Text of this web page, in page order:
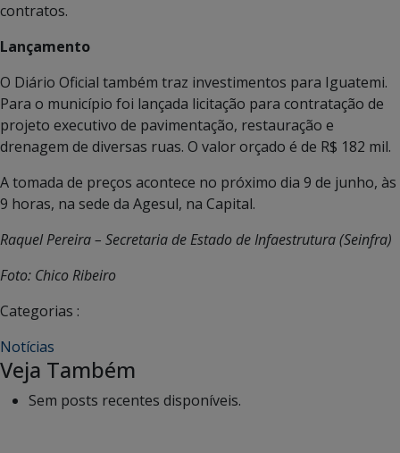
contratos.
Lançamento
O Diário Oficial também traz investimentos para Iguatemi.
Para o município foi lançada licitação para contratação de
projeto executivo de pavimentação, restauração e
drenagem de diversas ruas. O valor orçado é de R$ 182 mil.
A tomada de preços acontece no próximo dia 9 de junho, às
9 horas, na sede da Agesul, na Capital.
Raquel Pereira – Secretaria de Estado de Infaestrutura (Seinfra)
Foto: Chico Ribeiro
Categorias :
Notícias
Veja Também
Sem posts recentes disponíveis.